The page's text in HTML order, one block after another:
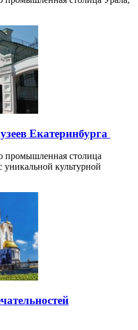
Екатеринбурга
промышленная столица
культурной